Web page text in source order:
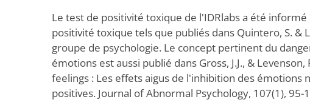
Le test de positivité toxique de l'IDRlabs a été informé
positivité toxique tels que publiés dans Quintero, S. &
groupe de psychologie. Le concept pertinent du
émotions est aussi publié dans Gross, J.J., & Levenson,
feelings : Les effets aigus de l'inhibition des émotions
positives. Journal of Abnormal Psychology, 107(1), 95-